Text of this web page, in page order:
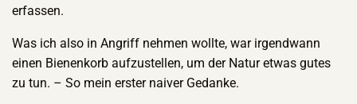
erfassen.
Was ich also in Angriff nehmen wollte, war irgendwann
einen Bienenkorb aufzustellen, um der Natur etwas gutes
zu tun. – So mein erster naiver Gedanke.